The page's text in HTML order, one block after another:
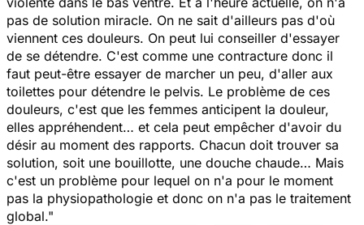
pas de solution miracle. On ne sait d'ailleurs pas d'où
viennent ces douleurs. On peut lui conseiller d'essayer
de se détendre. C'est comme une contracture donc il
faut peut-être essayer de marcher un peu, d'aller aux
toilettes pour détendre le pelvis. Le problème de ces
douleurs, c'est que les femmes anticipent la douleur,
elles appréhendent… et cela peut empêcher d'avoir du
désir au moment des rapports. Chacun doit trouver sa
solution, soit une bouillotte, une douche chaude… Mais
c'est un problème pour lequel on n'a pour le moment
pas la physiopathologie et donc on n'a pas le traitement
global."